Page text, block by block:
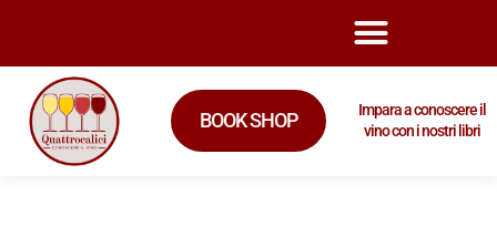
BOOK SHOP
Impara a conoscere il
vino con i nostri libri